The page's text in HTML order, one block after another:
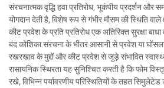
संरचनात्मक वृद्धि हवा प्रतिरोध, भूकंपीय प्रदर्शन और
योगदान देती है, विशेष रूप से गंभीर मौसम की स्थिति वाले
कीट प्रवेश के प्रति प्रतिरोध एक अतिरिक्त सुरक्षा
बंद कोशिका संरचना के भीतर आसानी से प्रवेश या
रखरखाव के मुद्दों और कीट प्रवेश से जुड़े संभावित
रासायनिक स्थिरता यह सुनिश्चित करती है कि फोम
रखे, विभिन्न पर्यावरणीय परिस्थितियों के तहत